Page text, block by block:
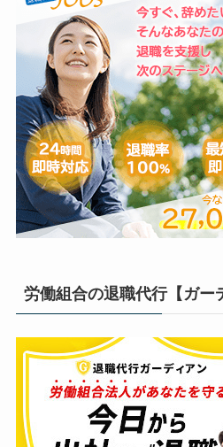
労働組合の退職代行【ガー